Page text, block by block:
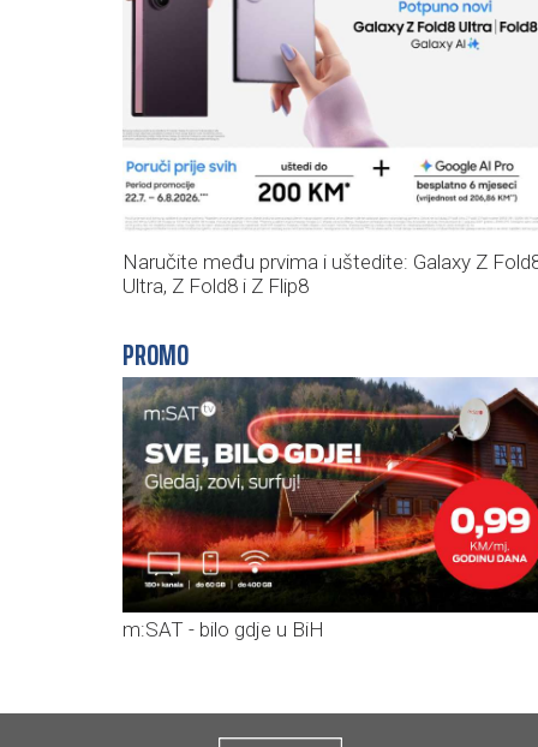
Naručite među prvima i uštedite: Galaxy Z
Ultra, Z Fold8 i Z Flip8
PROMO
m:SAT - bilo gdje u BiH